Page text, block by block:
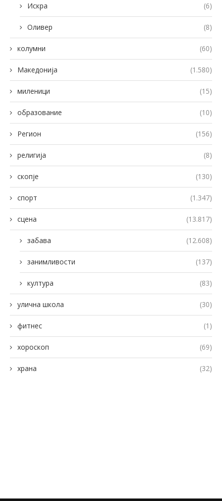
Искра (6)
Оливер (8)
колумни (60)
Македонија (1.580)
миленици (15)
образование (10)
Регион (156)
религија (8)
скопје (130)
спорт (1.347)
сцена (13.817)
забава (12.608)
занимливости (137)
култура (83)
улична школа (30)
фитнес (1)
хороскоп (69)
храна (32)